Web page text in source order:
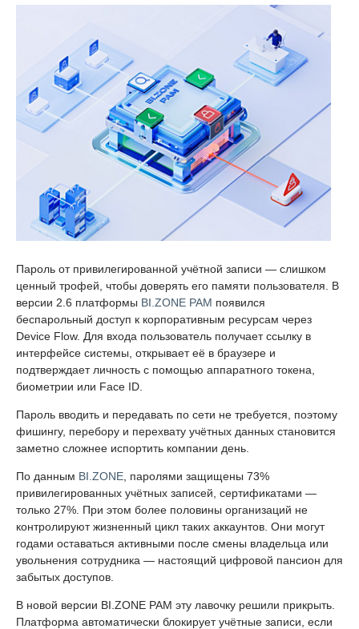
Пароль от привилегированной учётной записи — слишком
ценный трофей, чтобы доверять его памяти пользователя. В
версии 2.6 платформы BI.ZONE PAM появился
беспарольный доступ к корпоративным ресурсам через
Device Flow. Для входа пользователь получает ссылку в
интерфейсе системы, открывает её в браузере и
подтверждает личность с помощью аппаратного токена,
биометрии или Face ID.
Пароль вводить и передавать по сети не требуется, поэтому
фишингу, перебору и перехвату учётных данных становится
заметно сложнее испортить компании день.
По данным BI.ZONE , паролями защищены 73%
привилегированных учётных записей, сертификатами —
только 27%. При этом более половины организаций не
контролируют жизненный цикл таких аккаунтов. Они могут
годами оставаться активными после смены владельца или
увольнения сотрудника — настоящий цифровой пансион для
забытых доступов.
В новой версии BI.ZONE PAM эту лавочку решили прикрыть.
Платформа автоматически блокирует учётные записи, если